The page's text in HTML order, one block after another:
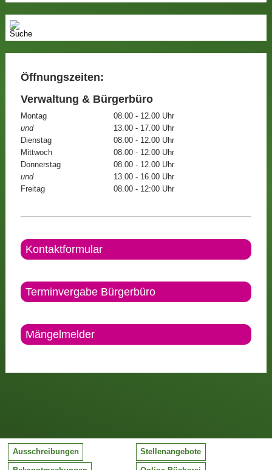
Öffnungszeiten:
Verwaltung & Bürgerbüro
Montag
08.00 - 12.00 Uhr
und
13.00 - 17.00 Uhr
Dienstag
08.00 - 12.00 Uhr
Mittwoch
08.00 - 12.00 Uhr
Donnerstag
08.00 - 12.00 Uhr
und
13.00 - 16.00 Uhr
Freitag
08.00 - 12:00 Uhr
Kontaktformular
Terminvergabe Bürgerbüro
Mängelmelder
Ausschreibungen Stellenangebote